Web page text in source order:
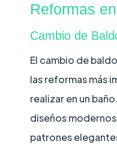
Reformas
Cambio de
El cambio de
las reformas más
realizar en un
diseños
patrones